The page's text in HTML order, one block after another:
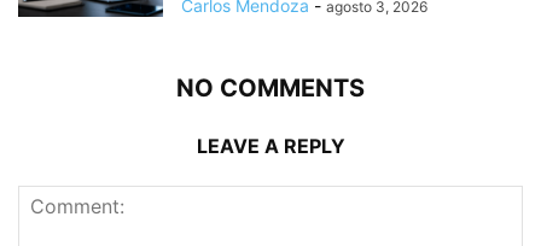
Carlos Mendoza - agosto 3, 2026
NO COMMENTS
LEAVE A REPLY